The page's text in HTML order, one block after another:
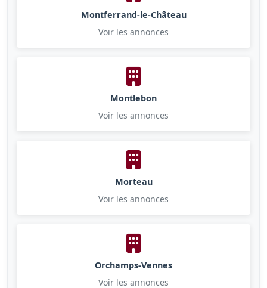
Montferrand-le-Château
Voir les annonces
Montlebon
Voir les annonces
Morteau
Voir les annonces
Orchamps-Vennes
Voir les annonces